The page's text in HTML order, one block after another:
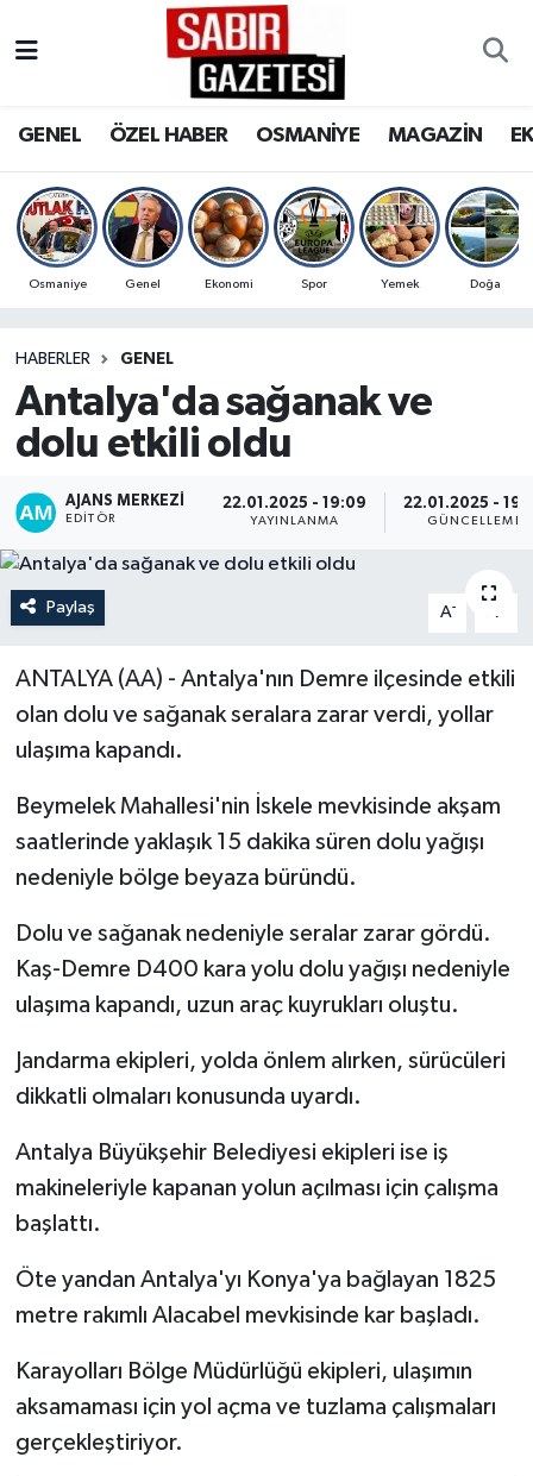
GENEL ÖZEL HABER OSMANİYE MAGAZİN
Osmaniye Genel Ekonomi Spor Yemek Doğa
HABERLER GENEL
Antalya'da sağanak ve
dolu etkili oldu
AJANS MERKEZI
EDITÖR
22.01.2025 - 19:09
YAYINLANMA
22.01.2025 -
GÜNCELLEME
Paylaş A- A
ANTALYA (AA) - Antalya'nın Demre ilçesinde etkili
olan dolu ve sağanak seralara zarar verdi, yollar
ulaşıma kapandı.
Beymelek Mahallesi'nin İskele mevkisinde akşam
saatlerinde yaklaşık 15 dakika süren dolu yağışı
nedeniyle bölge beyaza büründü.
Dolu ve sağanak nedeniyle seralar zarar gördü.
Kaş-Demre D400 kara yolu dolu yağışı nedeniyle
ulaşıma kapandı, uzun araç kuyrukları oluştu.
Jandarma ekipleri, yolda önlem alırken, sürücüleri
dikkatli olmaları konusunda uyardı.
Antalya Büyükşehir Belediyesi ekipleri ise iş
makineleriyle kapanan yolun açılması için çalışma
başlattı.
Öte yandan Antalya'yı Konya'ya bağlayan 1825
metre rakımlı Alacabel mevkisinde kar başladı.
Karayolları Bölge Müdürlüğü ekipleri, ulaşımın
aksamaması için yol açma ve tuzlama çalışmaları
gerçekleştiriyor.
OSMANİYE
MAGAZİN
SPOR
RESMİ İLANLAR
Osmaniye Nöbetçi Eczaneler
Osmaniye Trafik Yoğunluk Haritası
Süper Lig Puan Durumu ve Fikstür
Son Dakika Haberleri
Haber Arşivi